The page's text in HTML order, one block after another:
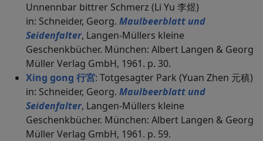
Unnennbar bittrer Schmerz (Li Yu 李煜)
in: Schneider, Georg. Maulbeerblatt und
Seidenfalter, Langen-Müllers kleine
Geschenkbücher. München: Albert Langen & Georg
Müller Verlag GmbH, 1961. p. 30.
Xing gong 行宮: Totgesagter Park (Yuan Zhen 元稹)
in: Schneider, Georg. Maulbeerblatt und
Seidenfalter, Langen-Müllers kleine
Geschenkbücher. München: Albert Langen & Georg
Müller Verlag GmbH, 1961. p. 59.